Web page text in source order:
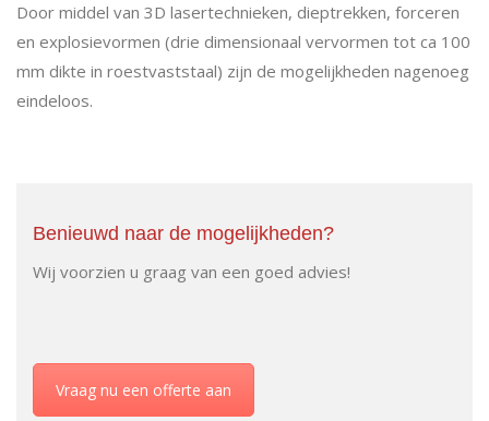
Door middel van 3D lasertechnieken, dieptrekken, forceren
en explosievormen (drie dimensionaal vervormen tot ca 100
mm dikte in roestvaststaal) zijn de mogelijkheden nagenoeg
eindeloos.
Benieuwd naar de mogelijkheden?
Wij voorzien u graag van een goed advies!
Vraag nu een offerte aan